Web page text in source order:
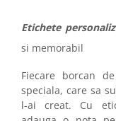
Etichete
si memorabil
Fiecare borcan
speciala, care sa
l-ai creat. Cu